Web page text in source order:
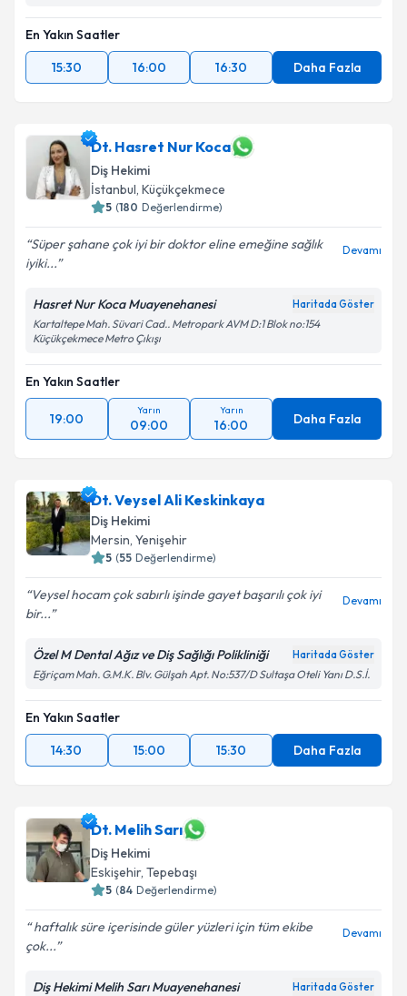
En Yakın Saatler
15:30
16:00 16:30 Daha Fazla
Dt. Hasret Nur Koca
Diş Hekimi
İstanbul, Küçükçekmece
5 (180 Değerlendirme)
Süper şahane çok iyi bir doktor eline emeğine sağlık
iyiki...
Devamı
Hasret Nur Koca Muayenehanesi Haritada Göster
Kartaltepe Mah. Süvari Cad.. Metropark AVM D:1 Blok no:154
Küçükçekmece Metro Çıkışı
En Yakın Saatler
19:00
Yarın
09:00
Yarın
16:00 Daha Fazla
Dt. Veysel Ali Keskinkaya
Diş Hekimi
Mersin, Yenişehir
5 (55 Değerlendirme)
Veysel hocam çok sabırlı işinde gayet başarılı çok iyi
bir...
Devamı
Özel M Dental Ağız ve Diş Sağlığı Polikliniği Haritada Göster
Eğriçam Mah. G.M.K. Blv. Gülşah Apt. No:537/D Sultaşa Oteli Yanı D.S.İ.
En Yakın Saatler
14:30
15:00 15:30 Daha Fazla
Dt. Melih Sarı
Diş Hekimi
Eskişehir, Tepebaşı
5 (84 Değerlendirme)
haftalık süre içerisinde güler yüzleri için tüm ekibe
çok...
Devamı
Diş Hekimi Melih Sarı Muayenehanesi Haritada Göster